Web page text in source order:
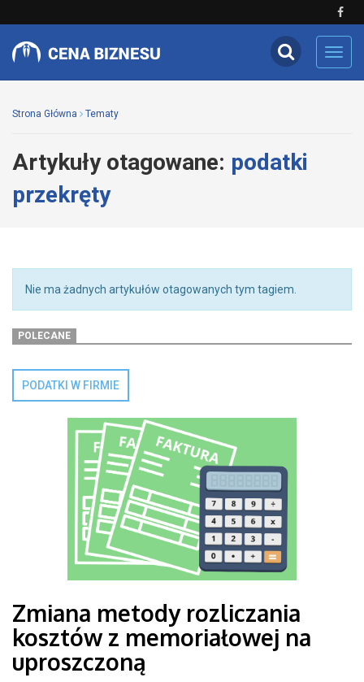
Strona Główna Tematy
Artykuły otagowane: podatki
przekręty
Nie ma żadnych artykułów otagowanych tym tagiem.
POLECANE
PODATKI W FIRMIE
Zmiana metody rozliczania
kosztów z memoriałowej na
uproszczoną